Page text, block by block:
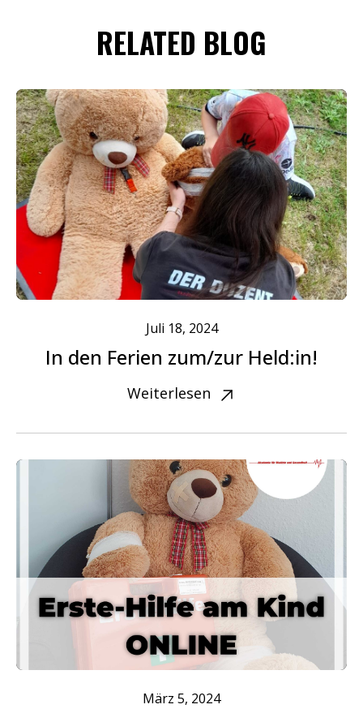
RELATED BLOG
Juli 18, 2024
In den Ferien zum/zur Held:in!
Weiterlesen
März 5, 2024